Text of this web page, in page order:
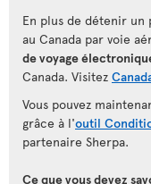
En plus de détenir un
au Canada par voie
de voyage
Canada. Visitez
Vous pouvez
grâce à l'outil
partenaire Sherpa.
Ce que vous devez